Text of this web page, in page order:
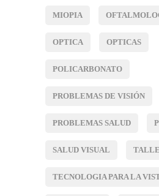
MIOPIA
OPTICA OPTICAS
POLICARBONATO
PROBLEMAS DE VISIÓN
PROBLEMAS SALUD
SALUD VISUAL
TECNOLOGIA PARA LA